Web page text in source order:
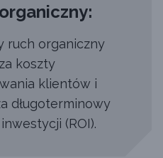
ruch organiczny
koszty
klientów i
długoterminowy
(ROI).